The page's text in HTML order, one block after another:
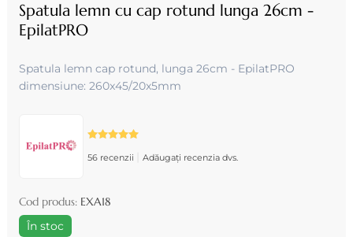
Spatula lemn cu cap rotund lunga 26cm -
EpilatPRO
Spatula lemn cap rotund, lunga 26cm - EpilatPRO
dimensiune: 260x45/20x5mm
56 recenzii Adăugați recenzia dvs.
Cod produs: EXA18
În stoc